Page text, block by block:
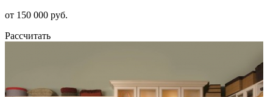
от 150 000 руб.
Рассчитать